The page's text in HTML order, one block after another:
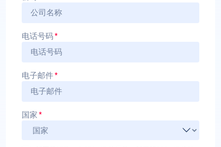
电话号码*
电子邮件*
国家 *